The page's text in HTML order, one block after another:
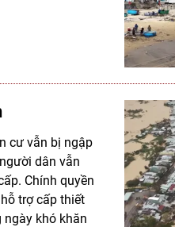
cư vẫn bị ngập
dân vẫn
Chính quyền
trợ cấp thiết
khó khăn